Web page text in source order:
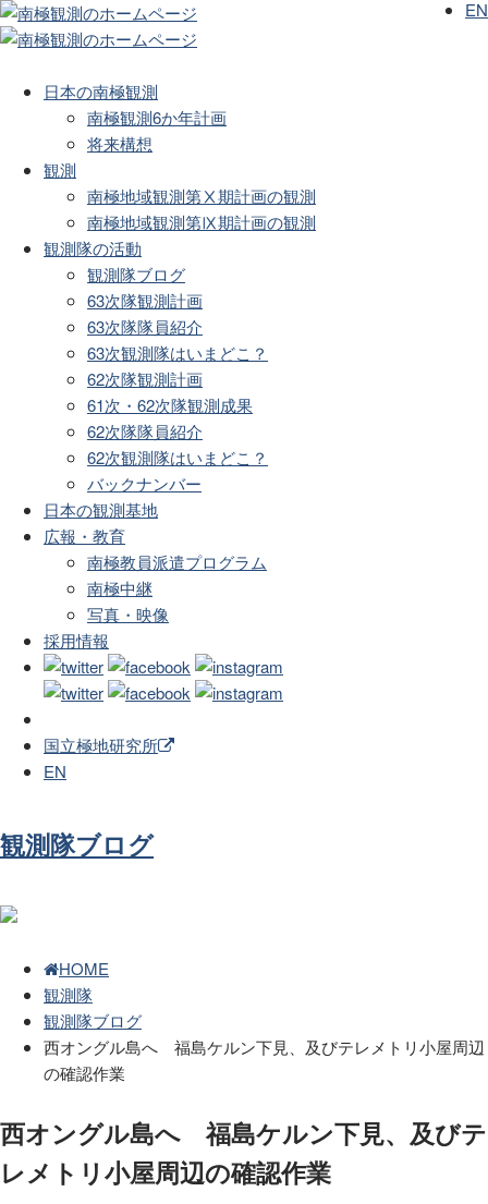
日本の南極観測
南極観測6か年計画
将来構想
観測
南極地域観測第Ⅹ期計画の観測
南極地域観測第Ⅸ期計画の観測
観測隊の活動
観測隊ブログ
63次隊観測計画
63次隊隊員紹介
63次観測隊はいまどこ？
62次隊観測計画
61次・62次隊観測成果
62次隊隊員紹介
62次観測隊はいまどこ？
バックナンバー
日本の観測基地
広報・教育
南極教員派遣プログラム
南極中継
写真・映像
採用情報
国立極地研究所
EN
EN
観測隊ブログ
HOME
観測隊
観測隊ブログ
西オングル島へ 福島ケルン下見、及びテレメトリ小屋周辺
の確認作業
西オングル島へ 福島ケルン下見、及びテ
レメトリ小屋周辺の確認作業